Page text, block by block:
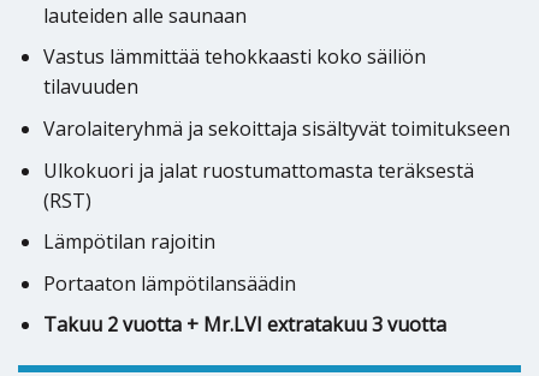
lauteiden alle saunaan
Vastus lämmittää tehokkaasti koko säiliön
tilavuuden
Varolaiteryhmä ja sekoittaja sisältyvät toimitukseen
Ulkokuori ja jalat ruostumattomasta teräksestä
(RST)
Lämpötilan rajoitin
Portaaton lämpötilansäädin
Takuu 2 vuotta + Mr.LVI extratakuu 3 vuotta